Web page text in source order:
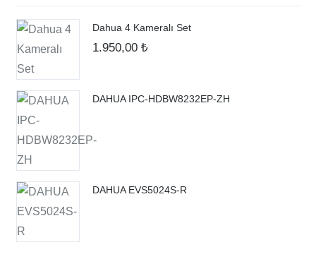
Dahua 4 Kameralı Set
1.950,00 ₺
DAHUA IPC-HDBW8232EP-ZH
DAHUA EVS5024S-R